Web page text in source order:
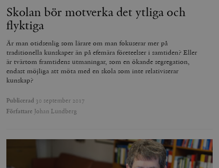
Skolan bör motverka det ytliga och
flyktiga
Är man otidsenlig som lärare om man fokuserar mer på
traditionella kunskaper än på efemära företeelser i samtiden? Eller
är tvärtom framtidens utmaningar, som en ökande segregation,
endast möjliga att möta med en skola som inte relativiserar
kunskap?
Publicerad 30 september 2017
Författare Johan Lundberg